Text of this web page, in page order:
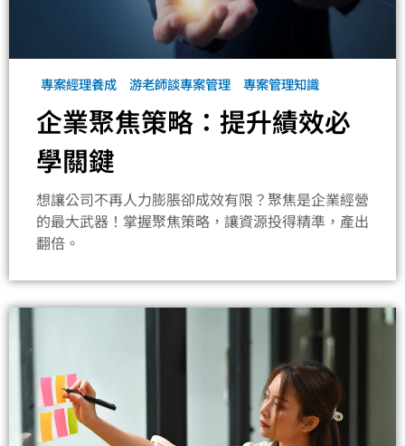
專案經理養成 游老師談專案管理 專案管理知識
企業聚焦策略：提升績效必
學關鍵
想讓公司不再人力膨脹卻成效有限？聚焦是企業經營
的最大武器！掌握聚焦策略，讓資源投得精準，產出
翻倍。